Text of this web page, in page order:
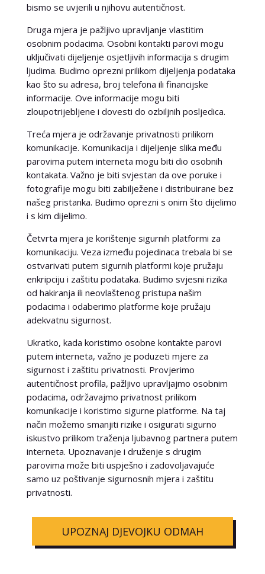
bismo se uvjerili u njihovu autentičnost.
Druga mjera je pažljivo upravljanje vlastitim
osobnim podacima. Osobni kontakti parovi mogu
uključivati dijeljenje osjetljivih informacija s drugim
ljudima. Budimo oprezni prilikom dijeljenja podataka
kao što su adresa, broj telefona ili financijske
informacije. Ove informacije mogu biti
zloupotrijebljene i dovesti do ozbiljnih posljedica.
Treća mjera je održavanje privatnosti prilikom
komunikacije. Komunikacija i dijeljenje slika među
parovima putem interneta mogu biti dio osobnih
kontakata. Važno je biti svjestan da ove poruke i
fotografije mogu biti zabilježene i distribuirane bez
našeg pristanka. Budimo oprezni s onim što dijelimo
i s kim dijelimo.
Četvrta mjera je korištenje sigurnih platformi za
komunikaciju. Veza između pojedinaca trebala bi se
ostvarivati putem sigurnih platformi koje pružaju
enkripciju i zaštitu podataka. Budimo svjesni rizika
od hakiranja ili neovlaštenog pristupa našim
podacima i odaberimo platforme koje pružaju
adekvatnu sigurnost.
Ukratko, kada koristimo osobne kontakte parovi
putem interneta, važno je poduzeti mjere za
sigurnost i zaštitu privatnosti. Provjerimo
autentičnost profila, pažljivo upravljajmo osobnim
podacima, održavajmo privatnost prilikom
komunikacije i koristimo sigurne platforme. Na taj
način možemo smanjiti rizike i osigurati sigurno
iskustvo prilikom traženja ljubavnog partnera putem
interneta. Upoznavanje i druženje s drugim
parovima može biti uspješno i zadovoljavajuće
samo uz poštivanje sigurnosnih mjera i zaštitu
privatnosti.
UPOZNAJ DJEVOJKU ODMAH